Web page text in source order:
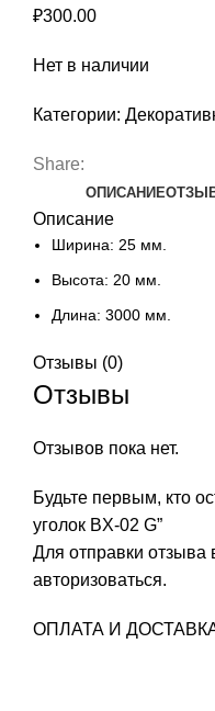
₽300.00
Нет в наличии
Категории:
Share:
ОПИСАНИЕ
Описание
Ширина: 25 мм.
Высота: 20 мм.
Длина: 3000 мм.
Отзывы (0)
Отзывы
Отзывов пока нет.
Будьте первым, кто
уголок BX-02 G”
Для отправки отзыва
авторизоваться.
ОПЛАТА И